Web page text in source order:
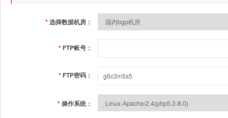
*选择数据机房：
* FTP帐号：
* FTP密码：
*操作系统：